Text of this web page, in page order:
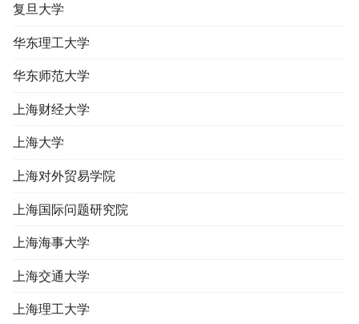
复旦大学
华东理工大学
华东师范大学
上海财经大学
上海大学
上海对外贸易学院
上海国际问题研究院
上海海事大学
上海交通大学
上海理工大学